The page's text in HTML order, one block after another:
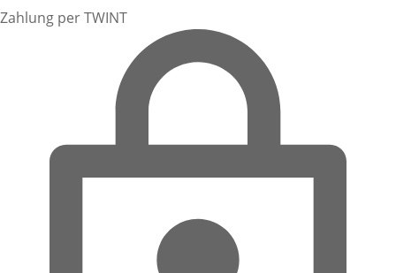
Zahlung per TWINT